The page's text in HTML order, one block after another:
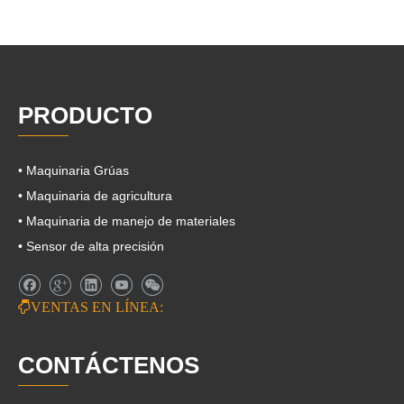
PRODUCTO
• Maquinaria Grúas
• Maquinaria de agricultura
• Maquinaria de manejo de materiales
• Sensor de alta precisión
VENTAS EN LÍNEA:
CONTÁCTENOS